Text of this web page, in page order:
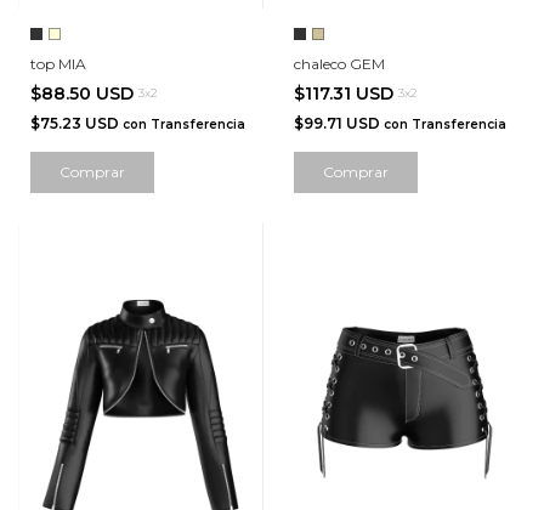
top MIA
$88.50 USD 3x2
$75.23 USD con Transferencia
Comprar
chaleco GEM
$117.31 USD 3x2
$99.71 USD con Transferencia
Comprar